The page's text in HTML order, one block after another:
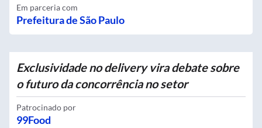
Em parceria com
Prefeitura de São Paulo
Exclusividade no delivery vira debate sobre
o futuro da concorrência no setor
Patrocinado por
99Food